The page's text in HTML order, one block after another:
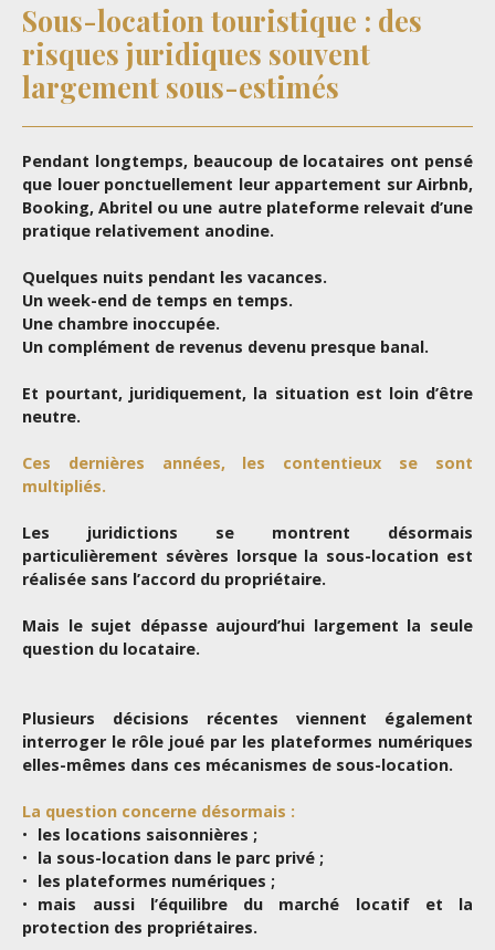
Sous-location touristique : des
risques juridiques souvent
largement sous-estimés
Pendant longtemps, beaucoup de locataires ont pensé
que louer ponctuellement leur appartement sur Airbnb,
Booking, Abritel ou une autre plateforme relevait d’une
pratique relativement anodine.
Quelques nuits pendant les vacances.
Un week-end de temps en temps.
Une chambre inoccupée.
Un complément de revenus devenu presque banal.
Et pourtant, juridiquement, la situation est loin d’être
neutre.
Ces dernières années, les contentieux se sont
multipliés.
Les juridictions se montrent désormais
particulièrement sévères lorsque la sous-location est
réalisée sans l’accord du propriétaire.
Mais le sujet dépasse aujourd’hui largement la seule
question du locataire.
Plusieurs décisions récentes viennent également
interroger le rôle joué par les plateformes numériques
elles-mêmes dans ces mécanismes de sous-location.
La question concerne désormais :
les locations saisonnières ;
la sous-location dans le parc privé ;
les plateformes numériques ;
mais aussi l’équilibre du marché locatif et la
protection des propriétaires.